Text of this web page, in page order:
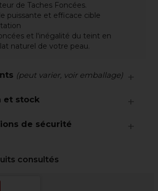
de Taches Foncées.
puissante et efficace cible
et l'inégalité du teint en
naturel de votre peau.
(peut varier, voir emballage)
et stock
de sécurité
consultés